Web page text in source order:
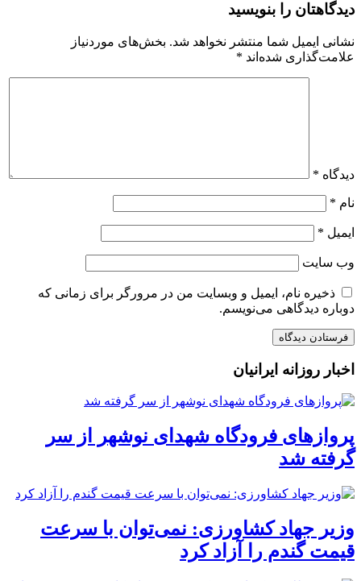
دیدگاهتان را بنویسید
نشانی ایمیل شما منتشر نخواهد شد. بخش‌های موردنیاز
علامت‌گذاری شده‌اند *
دیدگاه *
نام *
ایمیل *
وب‌ سایت
ذخیره نام، ایمیل و وبسایت من در مرورگر برای زمانی که
دوباره دیدگاهی می‌نویسم.
اخبار روزانه ایرانیان
پروازهای فرودگاه شهدای نوشهر از سر
گرفته شد
وزیر جهاد کشاورزی: نمی‌توان با سرعت
قیمت گندم را آزاد کرد